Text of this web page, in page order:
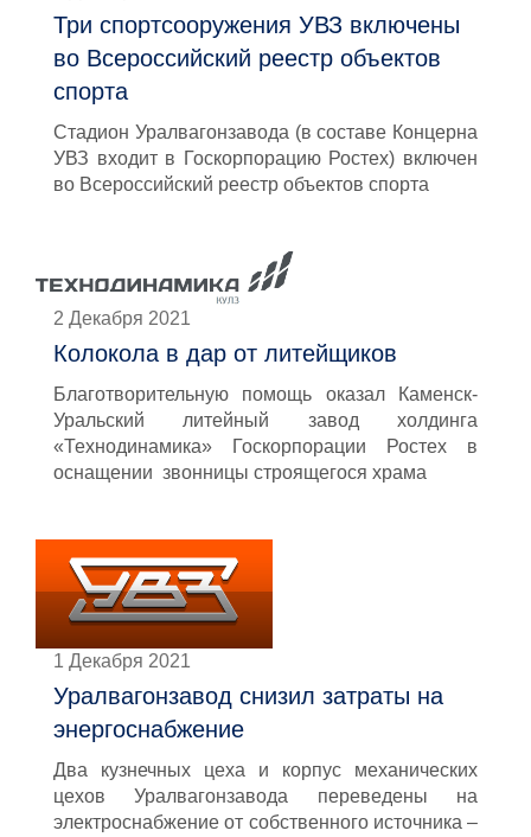
Три спортсооружения УВЗ включены
во Всероссийский реестр объектов
спорта
Стадион Уралвагонзавода (в составе Концерна
УВЗ входит в Госкорпорацию Ростех) включен
во Всероссийский реестр объектов спорта
2 Декабря 2021
Колокола в дар от литейщиков
Благотворительную помощь оказал Каменск-
Уральский литейный завод холдинга
«Технодинамика» Госкорпорации Ростех в
оснащении звонницы строящегося храма
1 Декабря 2021
Уралвагонзавод снизил затраты на
энергоснабжение
Два кузнечных цеха и корпус механических
цехов Уралвагонзавода переведены на
электроснабжение от собственного источника –